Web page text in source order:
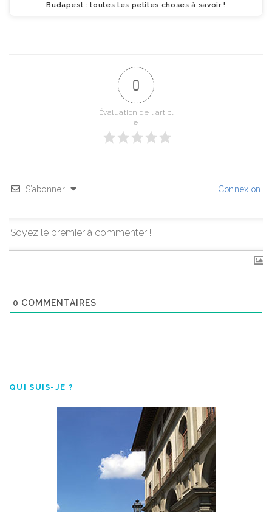
Budapest : toutes les petites choses à savoir !
0
Évaluation de l'articl
e
S’abonner Connexion
0 COMMENTAIRES
QUI SUIS-JE ?